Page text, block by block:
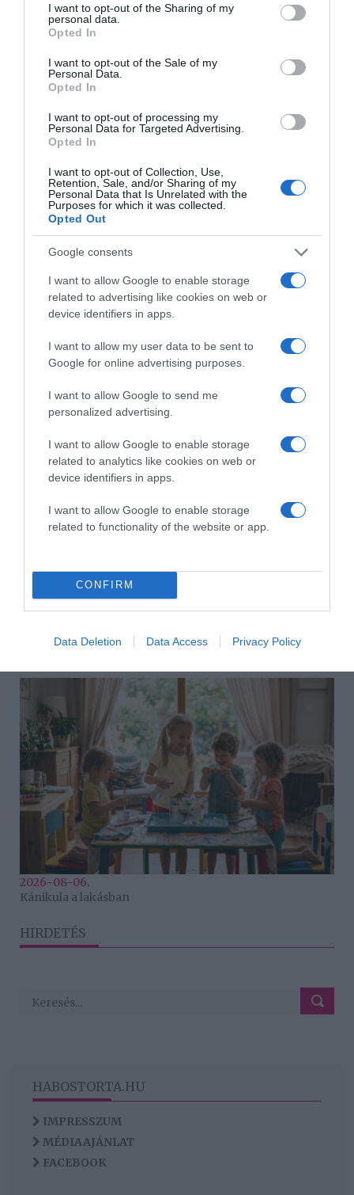
not limited to your visit or usage behaviour. You may click to
grant or deny consent to Google and its third-party tags to
use your data for below specified purposes in below Google
consent section.
I want to opt-out of the Sharing of my
personal data.
Opted In
I want to opt-out of the Sale of my
Personal Data.
Opted In
I want to opt-out of processing my
Personal Data for Targeted Advertising.
Opted In
I want to opt-out of Collection, Use,
Retention, Sale, and/or Sharing of my
Personal Data that Is Unrelated with the
Purposes for which it was collected.
Opted Out
Google consents
I want to allow Google to enable storage
related to advertising like cookies on web or
device identifiers in apps.
I want to allow my user data to be sent to
Google for online advertising purposes.
I want to allow Google to send me
personalized advertising.
I want to allow Google to enable storage
related to analytics like cookies on web or
device identifiers in apps.
I want to allow Google to enable storage
related to functionality of the website or app.
CONFIRM
Data Deletion Data Access Privacy Policy
2026-08-07.
Mikes Anna és Krausz Gábor kitálaltak a házasságukról
3 ok, amiért egy idősebb nő fiatalabb férfit választ
2026-08-06.
2026-08-06.
Kánikula a lakásban
HIRDETÉS
HABOSTORTA.HU
IMPRESSZUM
MÉDIAAJÁNLAT
FACEBOOK